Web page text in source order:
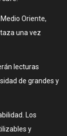
Oriente,
una vez
lecturas
de grandes y
Los
y